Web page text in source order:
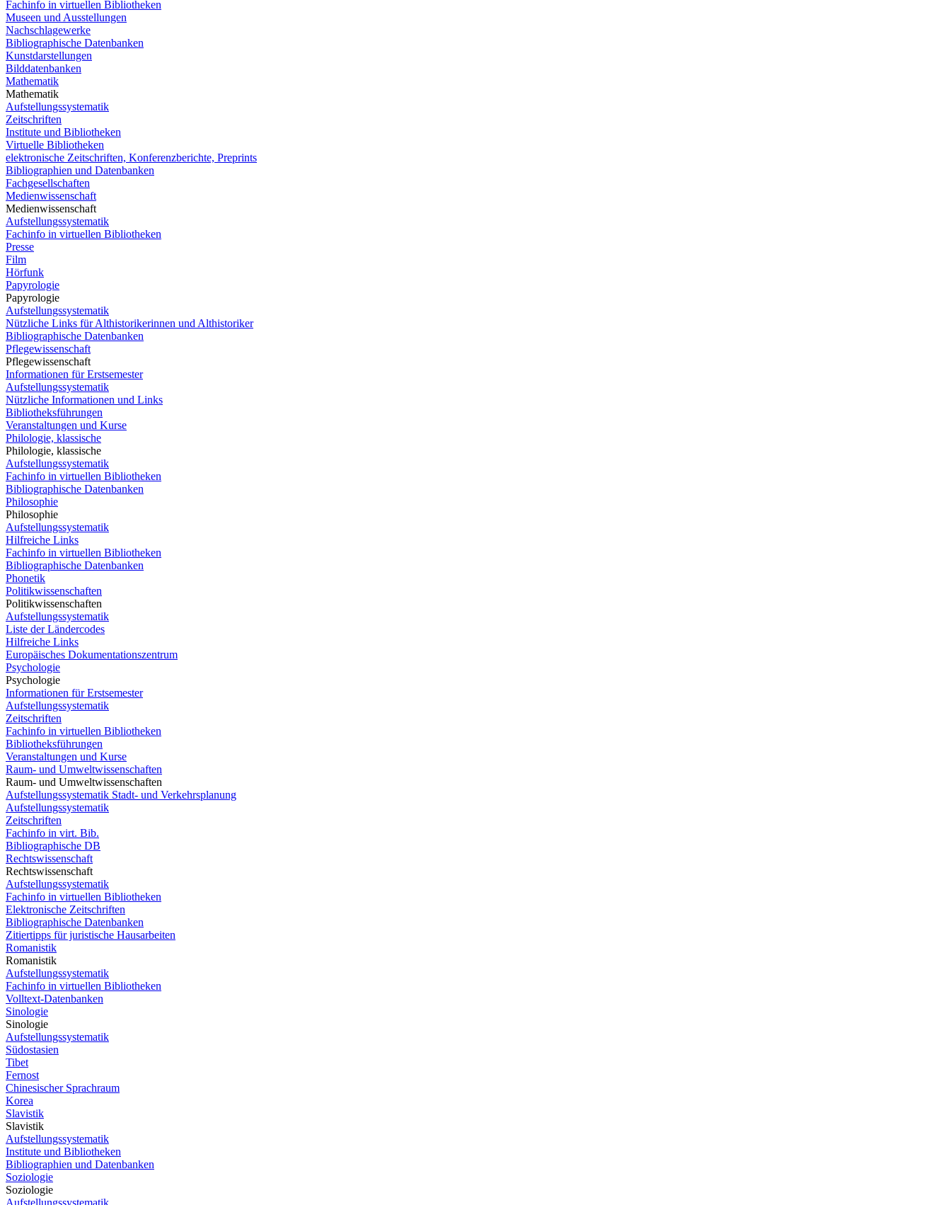
Fachinfo in virtuellen Bibliotheken
Museen und Ausstellungen
Nachschlagewerke
Bibliographische Datenbanken
Kunstdarstellungen
Bilddatenbanken
Mathematik
Mathematik
Aufstellungssystematik
Zeitschriften
Institute und Bibliotheken
Virtuelle Bibliotheken
elektronische Zeitschriften, Konferenzberichte, Preprints
Bibliographien und Datenbanken
Fachgesellschaften
Medienwissenschaft
Medienwissenschaft
Aufstellungssystematik
Fachinfo in virtuellen Bibliotheken
Presse
Film
Hörfunk
Papyrologie
Papyrologie
Aufstellungssystematik
Nützliche Links für Althistorikerinnen und Althistoriker
Bibliographische Datenbanken
Pflegewissenschaft
Pflegewissenschaft
Informationen für Erstsemester
Aufstellungssystematik
Nützliche Informationen und Links
Bibliotheksführungen
Veranstaltungen und Kurse
Philologie, klassische
Philologie, klassische
Aufstellungssystematik
Fachinfo in virtuellen Bibliotheken
Bibliographische Datenbanken
Philosophie
Philosophie
Aufstellungssystematik
Hilfreiche Links
Fachinfo in virtuellen Bibliotheken
Bibliographische Datenbanken
Phonetik
Politikwissenschaften
Politikwissenschaften
Aufstellungssystematik
Liste der Ländercodes
Hilfreiche Links
Europäisches Dokumentationszentrum
Psychologie
Psychologie
Informationen für Erstsemester
Aufstellungssystematik
Zeitschriften
Fachinfo in virtuellen Bibliotheken
Bibliotheksführungen
Veranstaltungen und Kurse
Raum- und Umweltwissenschaften
Raum- und Umweltwissenschaften
Aufstellungssystematik Stadt- und Verkehrsplanung
Aufstellungssystematik
Zeitschriften
Fachinfo in virt. Bib.
Bibliographische DB
Rechtswissenschaft
Rechtswissenschaft
Aufstellungssystematik
Fachinfo in virtuellen Bibliotheken
Elektronische Zeitschriften
Bibliographische Datenbanken
Zitiertipps für juristische Hausarbeiten
Romanistik
Romanistik
Aufstellungssystematik
Fachinfo in virtuellen Bibliotheken
Volltext-Datenbanken
Sinologie
Sinologie
Aufstellungssystematik
Südostasien
Tibet
Fernost
Chinesischer Sprachraum
Korea
Slavistik
Slavistik
Aufstellungssystematik
Institute und Bibliotheken
Bibliographien und Datenbanken
Soziologie
Soziologie
Aufstellungssystematik